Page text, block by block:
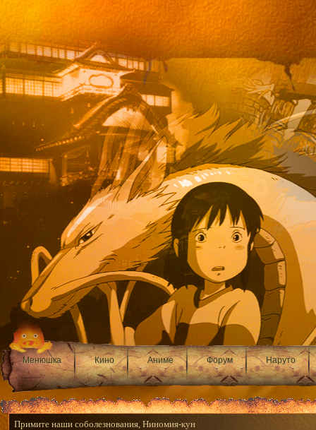
Менюшка Кино Аниме Форум Наруто
Примите наши соболезнования, Ниномия-кун